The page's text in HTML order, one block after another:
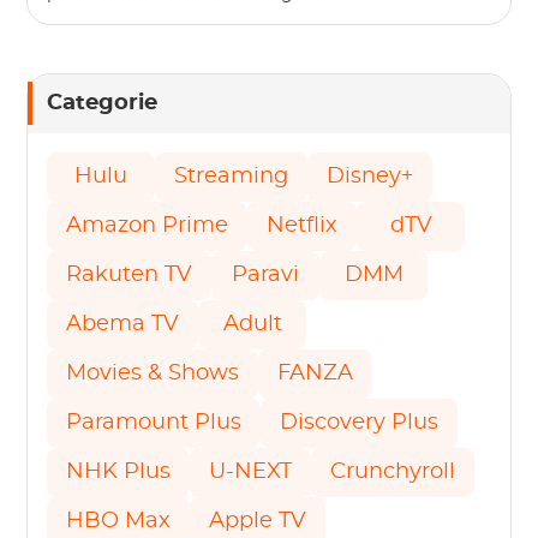
Categorie
Hulu Streaming Disney+
Amazon Prime Netflix dTV
Rakuten TV Paravi DMM
Abema TV Adult
Movies & Shows FANZA
Paramount Plus Discovery Plus
NHK Plus U-NEXT Crunchyroll
HBO Max Apple TV